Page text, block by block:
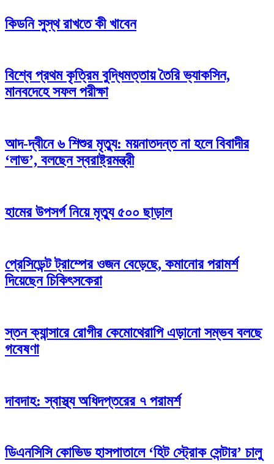
কিডনি সুস্থ রাখতে কী খাবেন
বিশ্বে প্রথম কৃত্রিম বুদ্ধিমত্তায় তৈরি ভ্যাকসিন,
মানবদেহে সফল পরীক্ষা
আদ-দ্বীনে ৬ শিশুর মৃত্যু: ময়নাতদন্ত না হলে বিবাদীর
‘লাভ’, বলছেন স্বরাষ্ট্রমন্ত্রী
হামের উপসর্গ নিয়ে মৃত্যু ৫০০ ছাড়াল
প্রেসিডেন্ট ট্রাম্পের ওজন বেড়েছে, কমানোর পরামর্শ
দিয়েছেন চিকিৎসকেরা
স্তন ক্যান্সারে রোগীর কেমোথেরাপি এড়ানো সম্ভব বলছে
গবেষণা
দাবদাহ: স্বাস্থ্য অধিদপ্তরের ৭ পরামর্শ
ডিএনসিসি কোভিড হাসপাতালে ‘হিট স্ট্রোক সেন্টার’ চালু